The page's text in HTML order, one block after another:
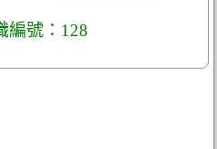
編號：128